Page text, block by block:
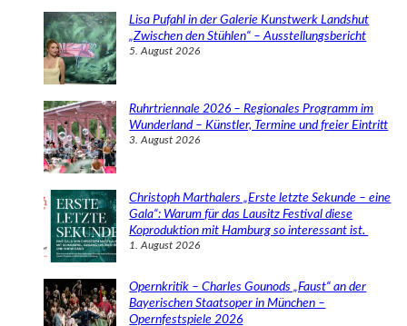
Lisa Pufahl in der Galerie Kunstwerk Landshut
„Zwischen den Stühlen“ – Ausstellungsbericht
5. August 2026
Ruhrtriennale 2026 – Regionales Programm im
Wunderland – Künstler, Termine und freier Eintritt
3. August 2026
Christoph Marthalers „Erste letzte Sekunde – eine
Gala“: Warum für das Lausitz Festival diese
Koproduktion mit Hamburg so interessant ist.
1. August 2026
Opernkritik – Charles Gounods „Faust“ an der
Bayerischen Staatsoper in München –
Opernfestspiele 2026